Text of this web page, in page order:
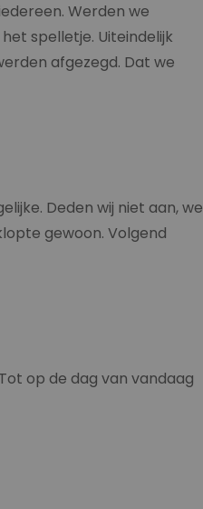
Werden we
spelletje. Uiteindelijk
afgezegd. Dat we
Deden wij niet aan, we
gewoon. Volgend
op de dag van vandaag